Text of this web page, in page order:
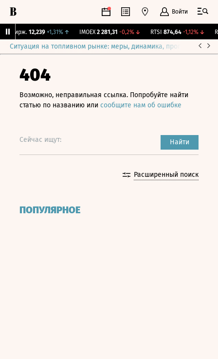
Войти
Бирж. 12,239 +1,31% ↑ IMOEX 2 281,31 -0,2%↓ RTSI 874,64 -1,12%↓
Ситуация на топливном рынке: меры, динамика, прогнозы
404
Возможно, неправильная ссылка. Попробуйте найти
статью по названию или сообщите нам об ошибке
Сейчас ищут: Найти
Расширенный поиск
ПОПУЛЯРНОЕ